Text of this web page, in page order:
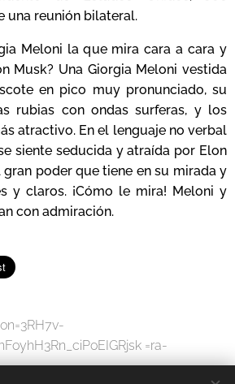
una reunión bilateral.
Meloni la que mira cara a cara y
Musk? Una Giorgia Meloni vestida
en pico muy pronunciado, su
rubias con ondas surferas, y los
atractivo. En el lenguaje no verbal
siente seducida y atraída por Elon
gran poder que tiene en su mirada y
y claros. ¡Cómo le mira! Meloni y
con admiración.
=ra-